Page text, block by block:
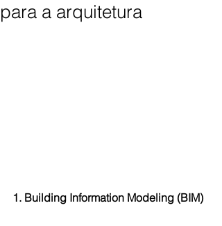
para a arquitetura
1. Building Information Modeling (BIM)